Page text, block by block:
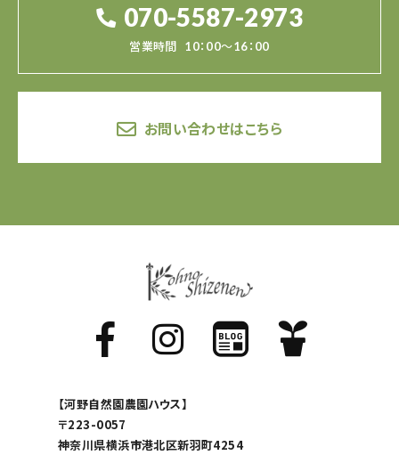
070-5587-2973
営業時間 10：00～16：00
お問い合わせはこちら
【河野自然園農園ハウス】
〒223-0057
神奈川県横浜市港北区新羽町4254